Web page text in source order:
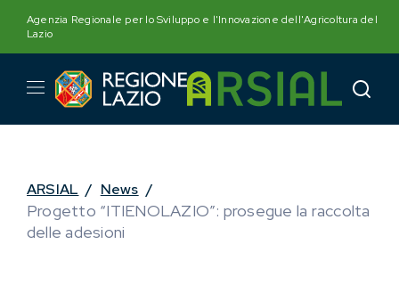
content
Agenzia Regionale per lo Sviluppo e l'Innovazione dell'Agricoltura del
Lazio
ARSIAL / News /
Progetto “ITIENOLAZIO”: prosegue la raccolta
delle adesioni